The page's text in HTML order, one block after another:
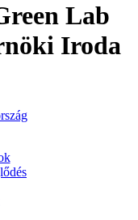
Lab
Iroda